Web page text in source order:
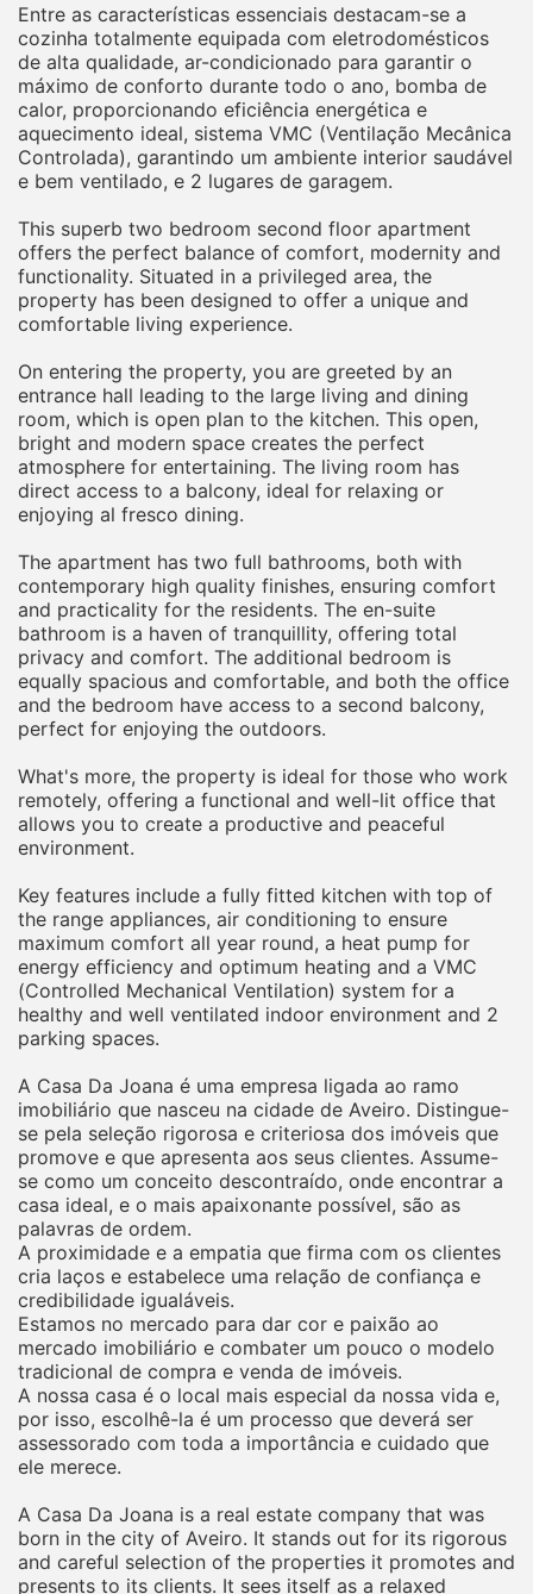
Entre as características essenciais destacam-se a
cozinha totalmente equipada com eletrodomésticos
de alta qualidade, ar-condicionado para garantir o
máximo de conforto durante todo o ano, bomba de
calor, proporcionando eficiência energética e
aquecimento ideal, sistema VMC (Ventilação Mecânica
Controlada), garantindo um ambiente interior saudável
e bem ventilado, e 2 lugares de garagem.
This superb two bedroom second floor apartment
offers the perfect balance of comfort, modernity and
functionality. Situated in a privileged area, the
property has been designed to offer a unique and
comfortable living experience.
On entering the property, you are greeted by an
entrance hall leading to the large living and dining
room, which is open plan to the kitchen. This open,
bright and modern space creates the perfect
atmosphere for entertaining. The living room has
direct access to a balcony, ideal for relaxing or
enjoying al fresco dining.
The apartment has two full bathrooms, both with
contemporary high quality finishes, ensuring comfort
and practicality for the residents. The en-suite
bathroom is a haven of tranquillity, offering total
privacy and comfort. The additional bedroom is
equally spacious and comfortable, and both the office
and the bedroom have access to a second balcony,
perfect for enjoying the outdoors.
What's more, the property is ideal for those who work
remotely, offering a functional and well-lit office that
allows you to create a productive and peaceful
environment.
Key features include a fully fitted kitchen with top of
the range appliances, air conditioning to ensure
maximum comfort all year round, a heat pump for
energy efficiency and optimum heating and a VMC
(Controlled Mechanical Ventilation) system for a
healthy and well ventilated indoor environment and 2
parking spaces.
A Casa Da Joana é uma empresa ligada ao ramo
imobiliário que nasceu na cidade de Aveiro. Distingue-
se pela seleção rigorosa e criteriosa dos imóveis que
promove e que apresenta aos seus clientes. Assume-
se como um conceito descontraído, onde encontrar a
casa ideal, e o mais apaixonante possível, são as
palavras de ordem.
A proximidade e a empatia que firma com os clientes
cria laços e estabelece uma relação de confiança e
credibilidade igualáveis.
Estamos no mercado para dar cor e paixão ao
mercado imobiliário e combater um pouco o modelo
tradicional de compra e venda de imóveis.
A nossa casa é o local mais especial da nossa vida e,
por isso, escolhê-la é um processo que deverá ser
assessorado com toda a importância e cuidado que
ele merece.
A Casa Da Joana is a real estate company that was
born in the city of Aveiro. It stands out for its rigorous
and careful selection of the properties it promotes and
presents to its clients. It sees itself as a relaxed